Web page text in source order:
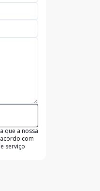
que a nossa
com
serviço